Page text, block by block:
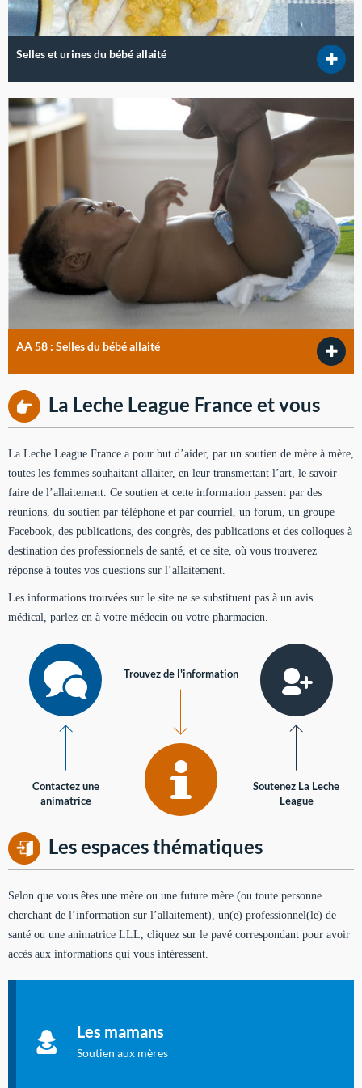
Selles et urines du bébé allaité
AA 58 : Selles du bébé allaité
La Leche League France et vous
La Leche League France a pour but d’aider, par un soutien de mère à mère,
toutes les femmes souhaitant allaiter, en leur transmettant l’art, le savoir-
faire de l’allaitement. Ce soutien et cette information passent par des
réunions, du soutien par téléphone et par courriel, un forum, un groupe
Facebook, des publications, des congrès, des publications et des colloques à
destination des professionnels de santé, et ce site, où vous trouverez
réponse à toutes vos questions sur l’allaitement.
Les informations trouvées sur le site ne se substituent pas à un avis
médical, parlez-en à votre médecin ou votre pharmacien.
Contactez une
animatrice
Trouvez de l'information
Soutenez La Leche
League
Les espaces thématiques
Selon que vous êtes une mère ou une future mère (ou toute personne
cherchant de l’information sur l’allaitement), un(e) professionnel(le) de
santé ou une animatrice LLL, cliquez sur le pavé correspondant pour avoir
accès aux informations qui vous intéressent.
Les mamans
Soutien aux mères
à allaiter et vous informer : toutes les rubriques qui
concernent l'allaitement.